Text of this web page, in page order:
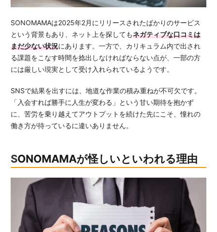
SONOMAMAは2025年2月にリリースされたばかりのサービス
という背景もあり、ネット上を探してもネガティブな口コミは
まだ少ない状況にあります。一方で、カリキュラム内で出され
る課題をこなす時間を捻出しなければならない点が、一部の方
には厳しい現実として受け入れられているようです。
SNSで結果を出すには、地道な作業の積み重ねが不可欠です。
「入会すれば勝手に人生が変わる」という甘い期待を抱かず
に、苦労を乗り越えてアウトプットを続けた先にこそ、憧れの
働き方が待っているに違いありません。
SONOMAMAが怪しいといわれる理由